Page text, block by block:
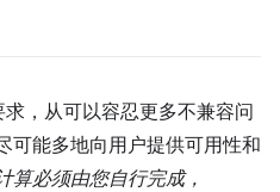
，从可以容忍更多不兼容问
可能多地向用户提供可用性和
算必须由您自行完成，